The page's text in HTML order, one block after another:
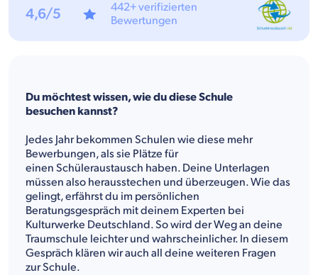
Du möchtest wissen, wie du diese Schule
besuchen kannst?
Jedes Jahr bekommen Schulen wie diese mehr
Bewerbungen, als sie Plätze für
einen Schüleraustausch haben. Deine Unterlagen
müssen also herausstechen und überzeugen. Wie das
gelingt, erfährst du im persönlichen
Beratungsgespräch mit deinem Experten bei
Kulturwerke Deutschland. So wird der Weg an deine
Traumschule leichter und wahrscheinlicher. In diesem
Gespräch klären wir auch all deine weiteren Fragen
zur Schule.
4,6/5
442+ verifizierten
Bewertungen